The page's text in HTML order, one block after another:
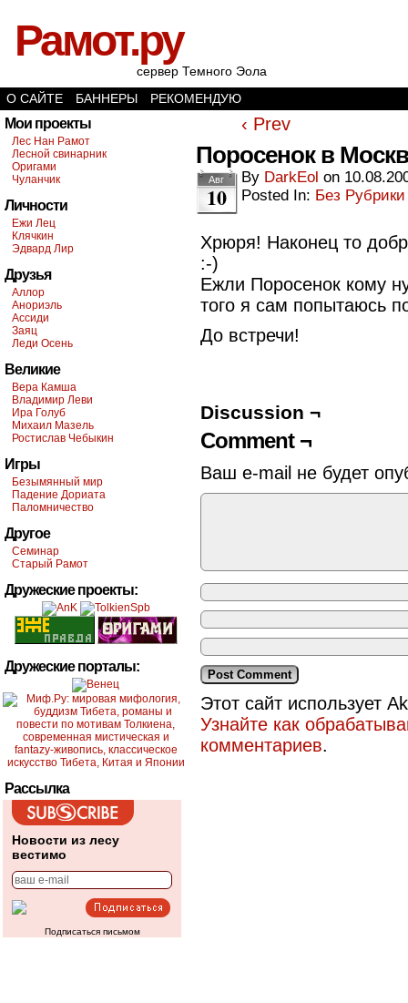
Рамот.ру
сервер Темного Эола
О САЙТЕ
БАННЕРЫ РЕКОМЕНДУЮ
Мои проекты
Лес Нан Рамот
Лесной свинарник
Оригами
Чуланчик
Личности
Ежи Лец
Клячкин
Эдвард Лир
Друзья
Аллор
Анориэль
Ассиди
Заяц
Леди Осень
Великие
Вера Камша
Владимир Леви
Ира Голуб
Михаил Мазель
Ростислав Чебыкин
Игры
Безымянный мир
Падение Дориата
Паломничество
Другое
Семинар
Старый Рамот
Дружеские проекты:
Дружеские порталы:
Рассылка
Новости из лесу
вестимо
Подписаться письмом
‹ Prev
Поросенок в
Авг
10
By DarkEol on
Posted In: Без Рубрики
Хрюря! Наконец то
:-)
Ежли Поросенок кому
того я сам попытаюсь
До встречи!
Discussion ¬
Comment ¬
Ваш e-mail не будет
Этот сайт использует
Узнайте как
комментариев.